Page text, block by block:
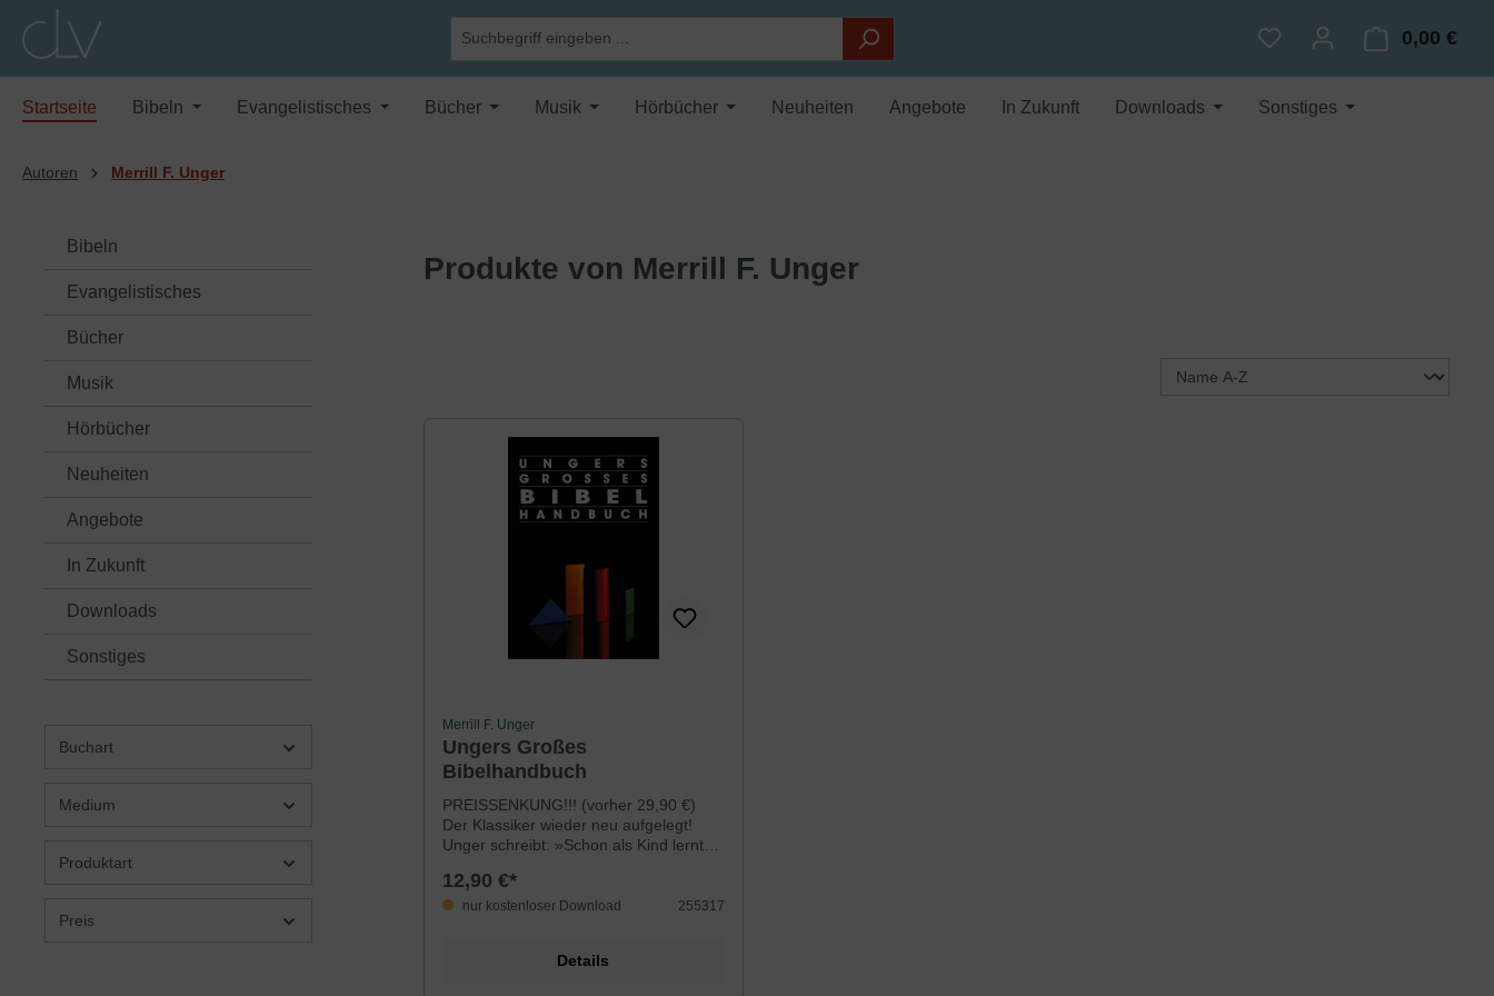
Zur Hauptnavigation springen
Du hast 0 Produkte auf
0,00 €
Startseite Bibeln Evangelistisches Bücher Musik Hörbücher Neuheiten Angebote In Zukunft Downloads Sonstiges
Autoren Merrill F. Unger
Bibeln
Evangelistisches
Bücher
Musik
Hörbücher
Neuheiten
Angebote
In Zukunft
Downloads
Sonstiges
Buchart
Medium
Produktart
Preis
Produkte von Merrill F. Unger
Merrill F. Unger
Ungers Großes
Bibelhandbuch
PREISSENKUNG!!! (vorher 29,90 €)
Der Klassiker wieder neu aufgelegt!
Unger schreibt: »Schon als Kind lernte
lieben. So habe ich schon früh in
meinem Leben begriffen, was für ein
denen bringt, die seine lebendigen,
12,90 €*
nur kostenloser Download 255317
Details